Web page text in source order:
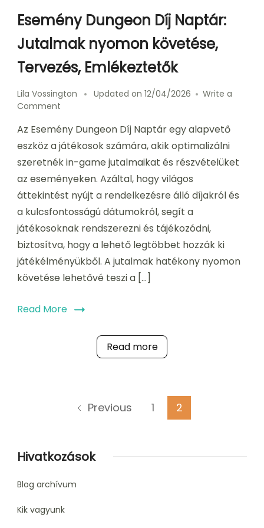
Esemény Dungeon Díj Naptár:
Jutalmak nyomon követése,
Tervezés, Emlékeztetők
Lila Vossington Updated on 12/04/2026
Write a
Comment
Dungeon
Díj
Jutalmak
nyomon
követése,
Tervezés,
Emlékeztetők
Az Esemény Dungeon Díj Naptár egy alapvető
eszköz a játékosok számára, akik optimalizálni
szeretnék in-game jutalmaikat és részvételüket
az eseményeken. Azáltal, hogy világos
áttekintést nyújt a rendelkezésre álló díjakról és
a kulcsfontosságú dátumokról, segít a
játékosoknak rendszerezni és tájékozódni,
biztosítva, hogy a lehető legtöbbet hozzák ki
játékélményükből. A jutalmak hatékony nyomon
követése lehetővé teszi a […]
Read More
Read more
Previous Page
1 Page
2
Hivatkozások
Blog archívum
Kik vagyunk